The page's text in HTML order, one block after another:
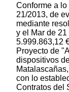
Conforme a
21/2013, de
mediante
y el Mar de
5.999.863,12
Proyecto de
dispositivos
con lo
Contratos del